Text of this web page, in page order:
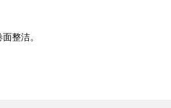
、跨越山海的沉浸式体验中，感受历
整洁。